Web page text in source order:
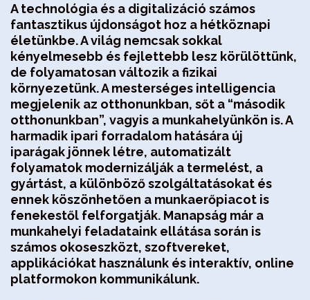
A technológia és a digitalizáció számos
fantasztikus újdonságot hoz a hétköznapi
életünkbe. A világ nemcsak sokkal
kényelmesebb és fejlettebb lesz körülöttünk,
de folyamatosan változik a fizikai
környezetünk. A mesterséges intelligencia
megjelenik az otthonunkban, sőt a “második
otthonunkban”, vagyis a munkahelyünkön is. A
harmadik ipari forradalom hatására új
iparágak jönnek létre, automatizált
folyamatok modernizálják a termelést, a
gyártást, a különböző szolgáltatásokat és
ennek köszönhetően a munkaerőpiacot is
fenekestől felforgatják. Manapság már a
munkahelyi feladataink ellátása során is
számos okoseszközt, szoftvereket,
applikációkat használunk és interaktív, online
platformokon kommunikálunk.